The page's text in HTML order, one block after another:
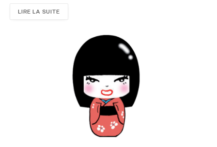
LIRE LA SUITE